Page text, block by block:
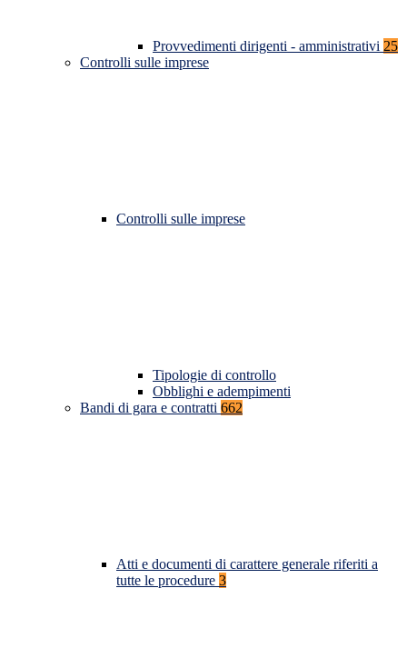
Provvedimenti dirigenti - amministrativi 25
Controlli sulle imprese
Controlli sulle imprese
Tipologie di controllo
Obblighi e adempimenti
Bandi di gara e contratti 662
Atti e documenti di carattere generale riferiti a
tutte le procedure 3